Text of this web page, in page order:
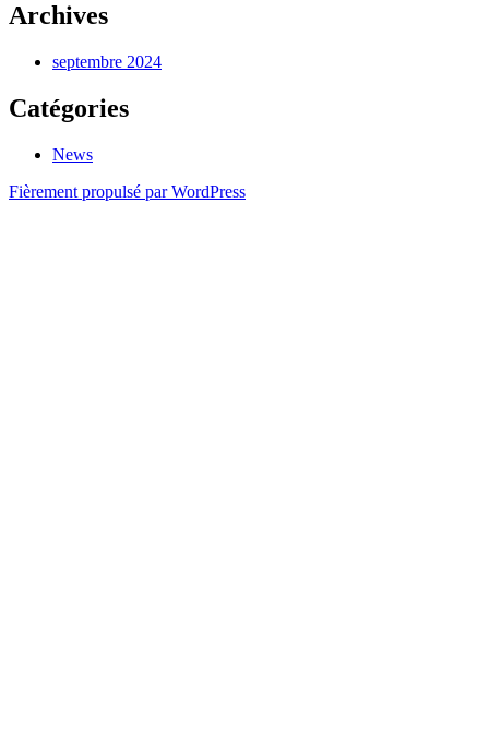
Archives
septembre 2024
Catégories
News
Fièrement propulsé par WordPress